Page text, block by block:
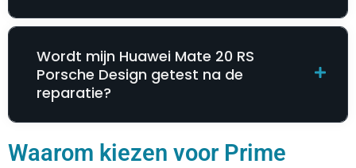
Wordt mijn Huawei Mate 20 RS
Porsche Design getest na de
reparatie?
Waarom kiezen voor Prime